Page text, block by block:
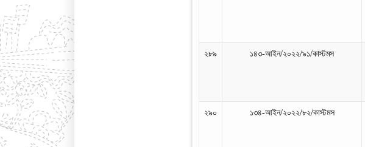
২৮৯ ১৪৩-আইন/২০২২/৯১/কাস্টমস
২৯০ ১৩৪-আইন/২০২২/৮২/কাস্টমস